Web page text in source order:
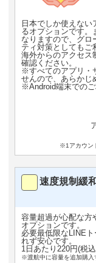
日本でしか使えない
るオプションです。
なりますので、グロ
ティ対策としてもご
海外からのアクセス
確認ください。
※すべてのアプリ・
せんので、あらかじ
※Android端末でのご
※1アカウン
速度規制緩
容量超過が心配な方
オプションです。
必要最低限なLINE
れず安心です。
1日あたり220円(税
※渡航中に容量を追加購入